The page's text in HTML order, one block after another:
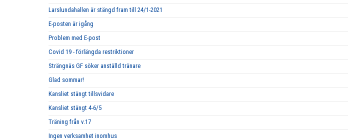
Larslundahallen är stängd fram till 24/1-2021
E-posten är igång
Problem med E-post
Covid 19 - förlängda restriktioner
Strängnäs GF söker anställd tränare
Glad sommar!
Kansliet stängt tillsvidare
Kansliet stängt 4-6/5
Träning från v.17
Ingen verksamhet inomhus